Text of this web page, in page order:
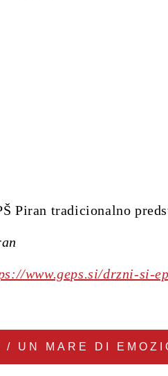
Piran tradicionalno
www.geps.si/drzni-si-
/ UN MARE DI